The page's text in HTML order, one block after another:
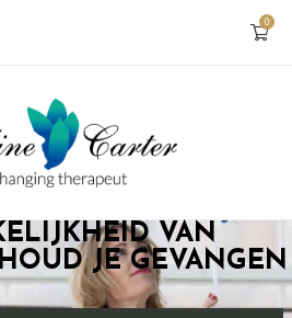
0
VAN
JE GEVANGEN